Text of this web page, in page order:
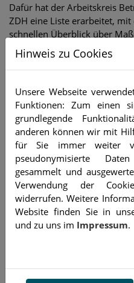
Dafür hat der Arbeitskreis
ZDH eine Liste erarbeitet,
schnellen Überblick über
Sie gegensteuern können. In
werden die Maßnahmen
Insolvenzreife gegeben ist
einer Liste der
dieser Indikatoren zutreffen
betriebsberatung
Weitere Informationen zum
Schwierigkeiten finden Sie
Broschüre und Checkliste
Hinweis zu Cookies
Unsere Webseite
Funktionen: Zum einen
grundlegende
anderen können wir mit
für Sie immer weiter
pseudonymisierte
gesammelt und
Verwendung der
widerrufen. Weitere
Website finden Sie in
und zu uns im Impressum.